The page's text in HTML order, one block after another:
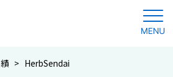
MENU
> HerbSendai